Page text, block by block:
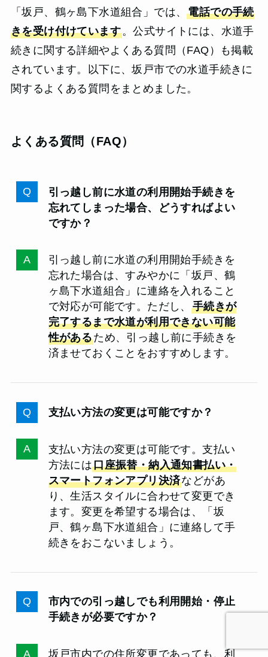
「坂戸、鶴ヶ島下水道組合」では、電話での手続
きを受け付けています。公式サイトには、水道手
続きに関する詳細やよくある質問（FAQ）も掲載
されています。以下に、坂戸市での水道手続きに
関するよくある質問をまとめました。
よくある質問（FAQ）
引っ越し前に水道の利用開始手続きを
忘れてしまった場合、どうすればよい
ですか？
引っ越し前に水道の利用開始手続きを
忘れた場合は、すみやかに「坂戸、鶴
ヶ島下水道組合」に連絡を入れること
で対応が可能です。ただし、 手続きが
完了するまで水道が利用できない可能
性があるため、引っ越し前に手続きを
済ませておくことをおすすめします。
支払い方法の変更は可能ですか？
支払い方法の変更は可能です。支払い
方法には口座振替・納入通知書払い・
スマートフォンアプリ決済などがあ
り、生活スタイルに合わせて変更でき
ます。変更を希望する場合は、「坂
戸、鶴ヶ島下水道組合」に連絡して手
続きをおこないましょう。
市内での引っ越しでも利用開始・停止
手続きが必要ですか？
坂戸市内での住所変更であっても、利